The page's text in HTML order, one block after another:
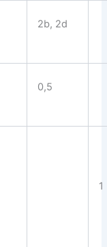
2b, 2d
0,5
1